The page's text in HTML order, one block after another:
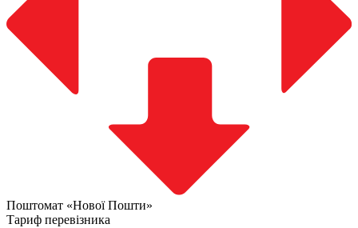
Поштомат «Нової Пошти»
Тариф перевізника